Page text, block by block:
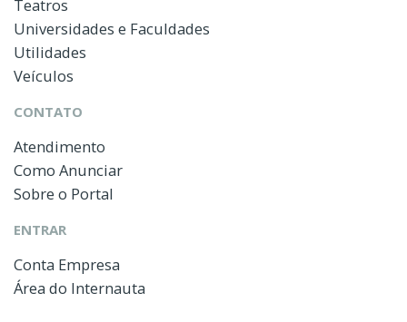
Teatros
Universidades e Faculdades
Utilidades
Veículos
CONTATO
Atendimento
Como Anunciar
Sobre o Portal
ENTRAR
Conta Empresa
Área do Internauta